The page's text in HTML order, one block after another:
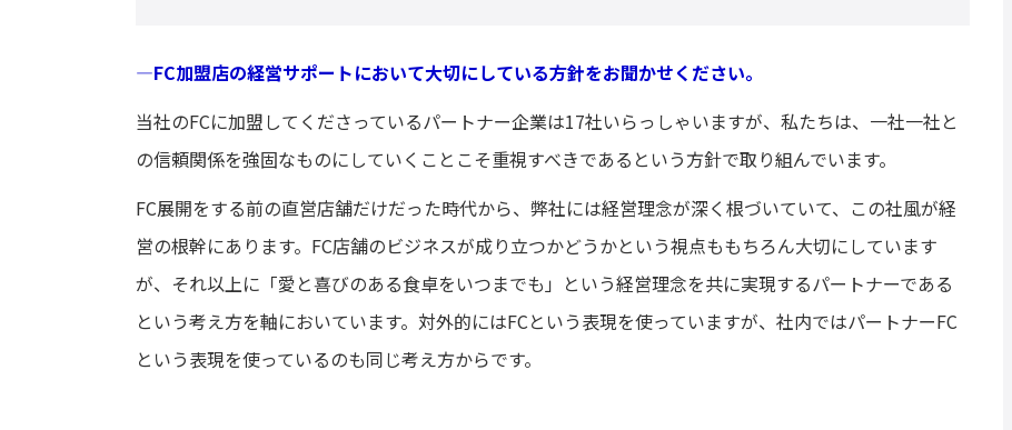
―FC加盟店の経営サポートにおいて大切にしている方針をお聞かせください。
当社のFCに加盟してくださっているパートナー企業は17社いらっしゃいますが、私たちは、一社一社と
の信頼関係を強固なものにしていくことこそ重視すべきであるという方針で取り組んでいます。
FC展開をする前の直営店舗だけだった時代から、弊社には経営理念が深く根づいていて、この社風が経
営の根幹にあります。FC店舗のビジネスが成り立つかどうかという視点ももちろん大切にしています
が、それ以上に「愛と喜びのある食卓をいつまでも」という経営理念を共に実現するパートナーである
という考え方を軸においています。対外的にはFCという表現を使っていますが、社内ではパートナーFC
という表現を使っているのも同じ考え方からです。